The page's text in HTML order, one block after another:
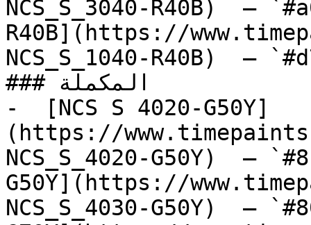
NCS_S_3040-R40B)  —
R40B](https://
NCS_S_1040-R40B)  —
### المكملة
-  [NCS S 4020-G50Y]
(https://
NCS_S_4020-G50Y)  —
G50Y](https://
NCS_S_4030-G50Y)  —